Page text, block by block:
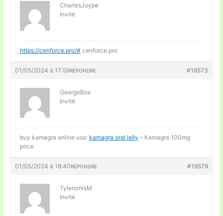
CharlesJoype
Invité
https://cenforce.pro/# cenforce.pro
01/05/2024 à 17:59 #19573
RÉPONDRE
GeorgeBox
Invité
buy kamagra online usa: kamagra oral jelly – Kamagra 100mg
price
01/05/2024 à 18:40 #19579
RÉPONDRE
TyleromisM
Invité